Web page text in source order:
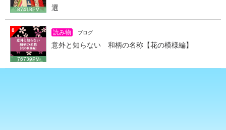
87418PV
選
8
76739PV
読み物 ブログ
意外と知らない 和柄の名称【花の模様編】